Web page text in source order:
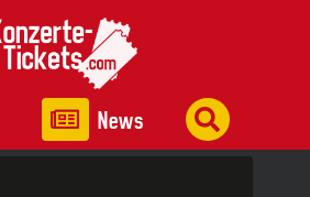
News